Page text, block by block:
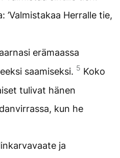
’Valmistakaa Herralle tie,
erämaassa
saamiseksi. 5 Koko
tulivat hänen
kun he
ja